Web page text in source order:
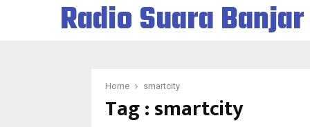
Radio Suara Banjar
Home smartcity
Tag : smartcity